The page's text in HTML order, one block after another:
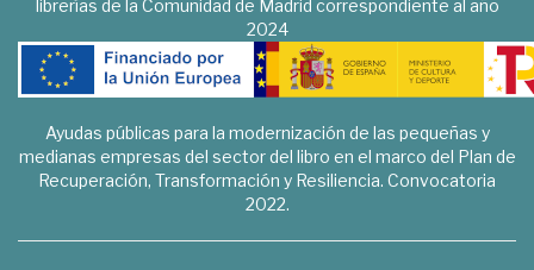
librerías de la Comunidad de Madrid correspondiente al año
2024
Ayudas públicas para la modernización de las pequeñas y
medianas empresas del sector del libro en el marco del Plan de
Recuperación, Transformación y Resiliencia. Convocatoria
2022.